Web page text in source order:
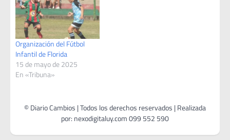
Organización del Fútbol
Infantil de Florida
15 de mayo de 2025
En «Tribuna»